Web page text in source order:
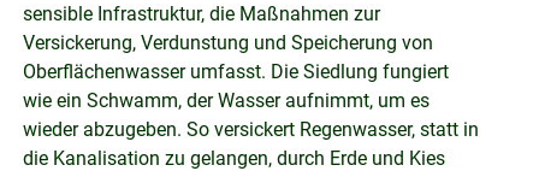
sensible Infrastruktur, die Maßnahmen zur
Versickerung, Verdunstung und Speicherung von
Oberflächenwasser umfasst. Die Siedlung fungiert
wie ein Schwamm, der Wasser aufnimmt, um es
wieder abzugeben. So versickert Regenwasser, statt in
die Kanalisation zu gelangen, durch Erde und Kies